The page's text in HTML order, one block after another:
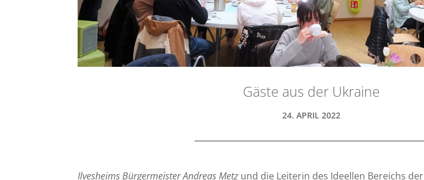
Gäste aus der Ukraine
24. APRIL 2022
Ilvesheims BürgermeisterAndreas Metz und die Leiterin des Ideellen Bereichs der